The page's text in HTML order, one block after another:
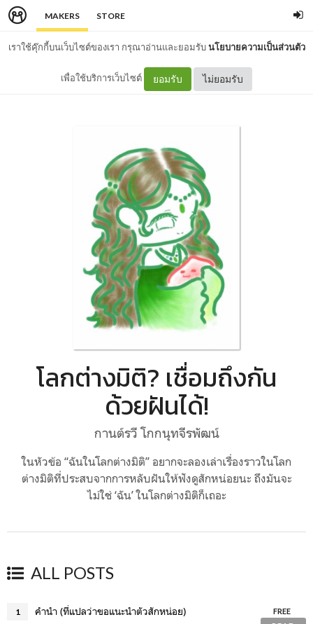
MAKERS STORE
เราใช้คุ๊กกี้บนเว็บไซต์ของเรา กรุณาอ่านและยอมรับนโยบายความเป็นส่วนตัว
เพื่อใช้บริการเว็บไซต์ ยอมรับ ไม่ยอมรับ
โลกต่างมิติ? เชื่อมถึงกัน
ด้วยฝันได้!
กานต์รวี โกกนุทจีรพัฒน์
ในหัวข้อ “ฉันในโลกต่างมิติ” อยากจะลองเล่าเรื่องราวในโลก
ต่างมิติที่ประสบจากการหลับฝันให้ฟังดูสักหน่อยนะ ถึงมันจะ
ไม่ใช่ ‘ฉัน’ ในโลกต่างมิติก็เถอะ
ALL POSTS
1 คำนำ (ที่แปลว่าขอแนะนำตัวสักหน่อย)
FREE